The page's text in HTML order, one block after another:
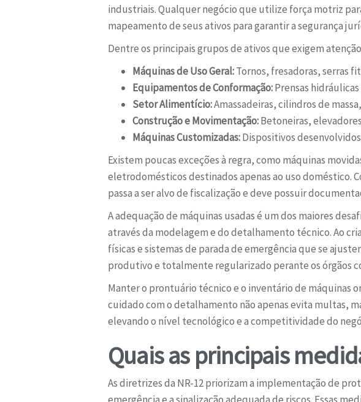
industriais. Qualquer negócio que utilize força motriz
mapeamento de seus ativos para garantir a segurança
Dentre os principais grupos de ativos que exigem
Máquinas de Uso Geral:Tornos, fresadoras, serras
Equipamentos de Conformação:Prensas
Setor Alimentício:Amassadeiras, cilindros de
Construção e Movimentação:Betoneiras,
Máquinas Customizadas:Dispositivos
Existem poucas exceções à regra, como máquinas
eletrodomésticos destinados apenas ao uso doméstico.
passa a ser alvo de fiscalização e deve possuir
A adequação de máquinas usadas é um dos maiores
através da modelagem e do detalhamento técnico. Ao
físicas e sistemas de parada de emergência que se
produtivo e totalmente regularizado perante os órgãos
Manter o prontuário técnico e o inventário de máquinas
cuidado com o detalhamento não apenas evita multas,
elevando o nível tecnológico e a competitividade do
Quais as principais
As diretrizes da NR-12 priorizam a implementação de